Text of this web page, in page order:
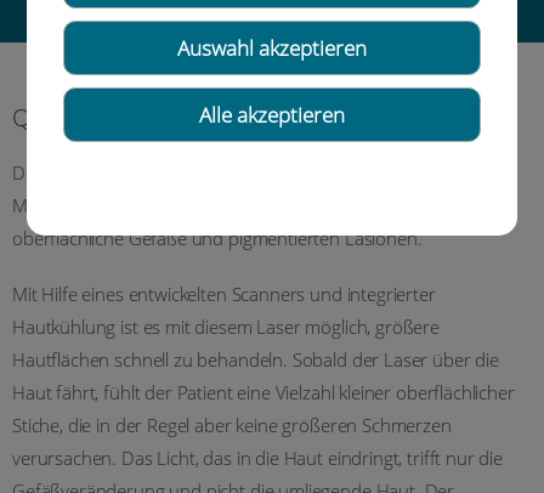
Auswahl akzeptieren
Alle akzeptieren
QuadroStarPRO Yellow
Der Yellow-Laser ist eine der neuesten Technologien auf dem
Markt und aktuell die modernste Behandlungsmethode für
oberflächliche Gefäße und pigmentierten Läsionen.
Mit Hilfe eines entwickelten Scanners und integrierter
Hautkühlung ist es mit diesem Laser möglich, größere
Hautflächen schnell zu behandeln. Sobald der Laser über die
Haut fährt, fühlt der Patient eine Vielzahl kleiner oberflächlicher
Stiche, die in der Regel aber keine größeren Schmerzen
verursachen. Das Licht, das in die Haut eindringt, trifft nur die